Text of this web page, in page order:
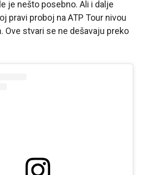
je nešto posebno. Ali i dalje
pravi proboj na ATP Tour nivou
Ove stvari se ne dešavaju preko